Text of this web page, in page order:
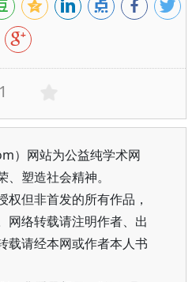
1
）网站为公益纯学术网
塑造社会精神。
权但非首发的所有作品，
网络转载请注明作者、出
载请经本网或作者本人书